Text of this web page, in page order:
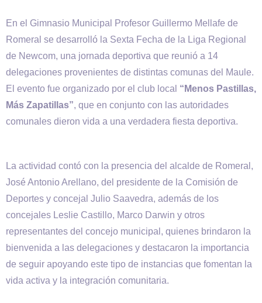
En el Gimnasio Municipal Profesor Guillermo Mellafe de
Romeral se desarrolló la Sexta Fecha de la Liga Regional
de Newcom, una jornada deportiva que reunió a 14
delegaciones provenientes de distintas comunas del Maule.
El evento fue organizado por el club local “Menos Pastillas,
Más Zapatillas”, que en conjunto con las autoridades
comunales dieron vida a una verdadera fiesta deportiva.
La actividad contó con la presencia del alcalde de Romeral,
José Antonio Arellano, del presidente de la Comisión de
Deportes y concejal Julio Saavedra, además de los
concejales Leslie Castillo, Marco Darwin y otros
representantes del concejo municipal, quienes brindaron la
bienvenida a las delegaciones y destacaron la importancia
de seguir apoyando este tipo de instancias que fomentan la
vida activa y la integración comunitaria.